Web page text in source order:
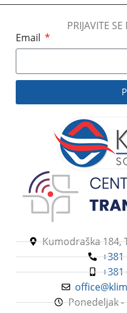
PRIJAVITE
Email
Kumodraška 184,
+381
+381
Ponedeljak -